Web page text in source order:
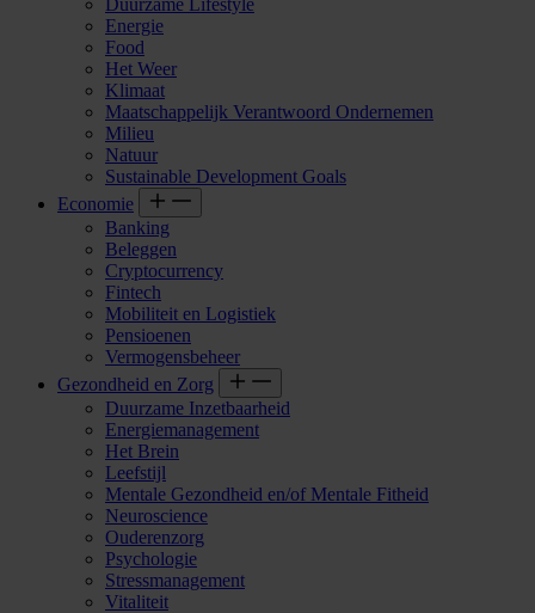
Energie
Food
Het Weer
Klimaat
Maatschappelijk Verantwoord Ondernemen
Milieu
Natuur
Sustainable Development Goals
Economie
Banking
Beleggen
Cryptocurrency
Fintech
Mobiliteit en Logistiek
Pensioenen
Vermogensbeheer
Gezondheid en Zorg
Duurzame Inzetbaarheid
Energiemanagement
Het Brein
Leefstijl
Mentale Gezondheid en/of Mentale Fitheid
Neuroscience
Ouderenzorg
Psychologie
Stressmanagement
Vitaliteit